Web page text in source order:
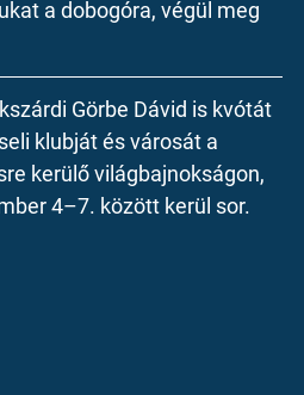
a dobogóra, végül meg
Görbe Dávid is kvótát
klubját és városát a
kerülő világbajnokságon,
4–7. között kerül sor.